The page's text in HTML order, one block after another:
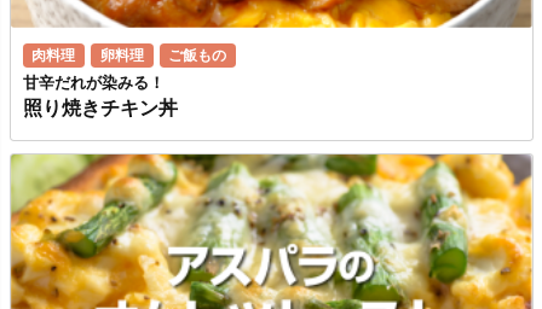
肉料理 卵料理 ご飯もの
甘辛だれが染みる！
照り焼きチキン丼